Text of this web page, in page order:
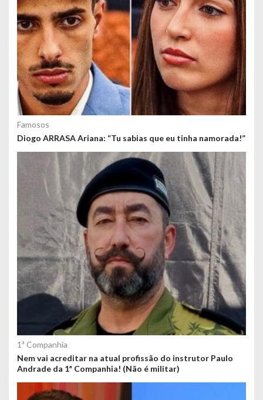
o
s
Famosos
Diogo ARRASA Ariana: “Tu sabias que eu tinha namorada!”
1ª Companhia
Nem vai acreditar na atual profissão do instrutor Paulo
Andrade da 1ª Companhia! (Não é militar)